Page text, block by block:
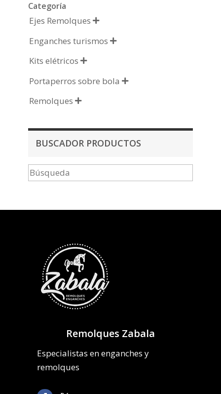
Categoría
Ejes Remolques 
Enganches turismos 
Kits elétricos 
Portaperros sobre bola 
Remolques 
BUSCADOR PRODUCTOS
Remolques Zabala
Especialistas en enganches y
remolques